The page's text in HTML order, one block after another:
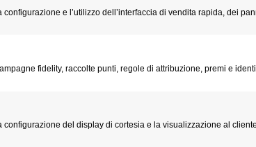
e l’utilizzo dell’interfaccia di vendita rapida, dei
fidelity, raccolte punti, regole di attribuzione, premi e
configurazione del display di cortesia e la visualizzazione al